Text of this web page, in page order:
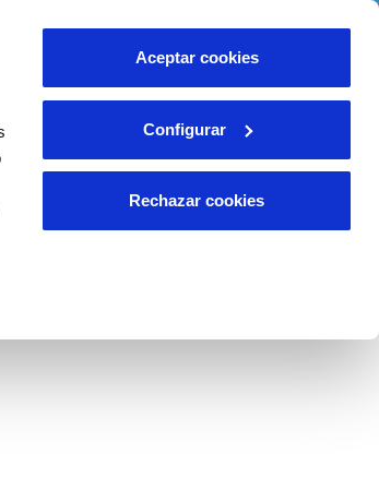
Aceptar cookies
Configurar
Rechazar cookies
INCIDENCIAS
Comunica anomalías o posibles